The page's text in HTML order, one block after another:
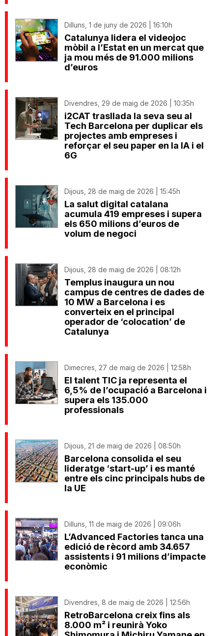
Dilluns, 1 de juny de 2026 | 16:10h
Catalunya lidera el videojoc
mòbil a l’Estat en un mercat que
ja mou més de 91.000 milions
d’euros
Divendres, 29 de maig de 2026 | 10:35h
i2CAT trasllada la seva seu al
Tech Barcelona per duplicar els
projectes amb empreses i
reforçar el seu paper en la IA i el
6G
Dijous, 28 de maig de 2026 | 15:45h
La salut digital catalana
acumula 419 empreses i supera
els 650 milions d’euros de
volum de negoci
Dijous, 28 de maig de 2026 | 08:12h
Templus inaugura un nou
campus de centres de dades de
10 MW a Barcelona i es
converteix en el principal
operador de ‘colocation’ de
Catalunya
Dimecres, 27 de maig de 2026 | 12:58h
El talent TIC ja representa el
6,5% de l’ocupació a Barcelona i
supera els 135.000
professionals
Dijous, 21 de maig de 2026 | 08:50h
Barcelona consolida el seu
lideratge ‘start-up’ i es manté
entre els cinc principals hubs de
la UE
Dilluns, 11 de maig de 2026 | 09:06h
L’Advanced Factories tanca una
edició de rècord amb 34.657
assistents i 91 milions d’impacte
econòmic
Divendres, 8 de maig de 2026 | 12:56h
RetroBarcelona creix fins als
8.000 m² i reunirà Yoko